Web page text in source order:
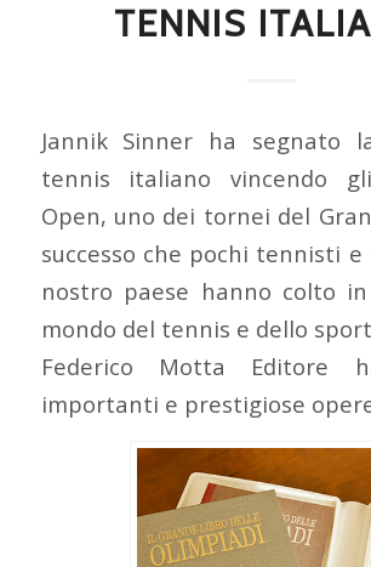
TENNIS
Jannik Sinner ha segnato
tennis italiano vincendo
Open, uno dei tornei del
successo che pochi tennisti
nostro paese hanno colto
mondo del tennis e dello
Federico Motta Editore
importanti e prestigiose